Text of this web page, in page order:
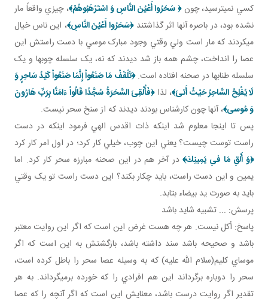
کسي نمي ترسيد، چون﴿ سَحَرُوا أَعْيُنَ النَّاسِ وَ اسْتَرْهَبُوهُمْ‏﴾، چيزي واقعاً مار
نشده بود، در باصره آنها اثر گذاشتند﴿سَحَرُوا أَعْيُنَ النَّاسِ﴾، اين ناس خيال
مي کردند که مار است ولي وقتي وجود مبارک موسي با دست راستش اين
عصا را انداخت، چشم همه باز شد ديدند که نه، يک سلسله چوب ها و يک
سلسله طناب ها در صحنه افتاده است.﴿تَلْقَفْ مَا صَنَعُواْ إِنَّمَا صَنَعُواْ كَيْدُ سَاحِرٍ وَ
لَا يُفْلِحُ السَّاحِرُ حَيْثُ أَتىَ‏﴾، لذا﴿فَأُلْقِىَ السَّحَرَةُ سُجَّدًا قَالُواْ ءَامَنَّا بِرَبِّ هَارُونَ
وَ مُوسى﴾، آنها چون کارشناس بودند ديدند که از سنخ سحر نيست.
پس تا اينجا معلوم شد اينکه ذات اقدس الهي فرمود اينکه در دست
راست توست چيست؟ يعني اين چوب، خيلي کار کرد؛ در اول امر کار کرد
﴿وَ أَلْقِ مَا فىِ يَمِينِكَ﴾ در آخر هم در اين صحنه مبارزه سحر کار کرد. اما
يمين و اين دست راست، بايد چکار بکند؟ اين دست راست تو يک وقتي
بايد به صورت يد بيضاء بتابد.
پرسش: ... تشبيه شايد باشد
پاسخ: أکل نيست. هر چه هست غرض اين است که اگر اين روايت معتبر
باشد و صحيحه باشد سند داشته باشد، بازگشتش به اين است که اگر
موساي کليم(سلام الله عليه) که به وسيله عصا سحر را باطل کرده است،
سحر را دوباره بر گرداند اين هم افرادي را که خورده برمي گرداند. به هر
تقدير اگر روايت درست باشد، معنايش اين است که اگر آنچه را که عصا